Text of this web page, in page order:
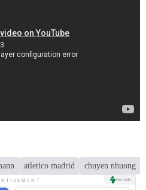
atletico madrid chuyen nhuong